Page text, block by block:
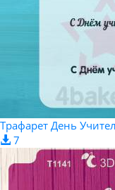
Трафарет День
7